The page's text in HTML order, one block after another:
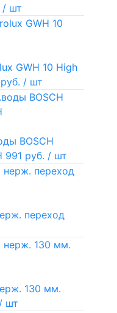
/ шт
GWH 10 High
/ шт
BOSCH
991 руб. / шт
переход
130 мм.
/ шт